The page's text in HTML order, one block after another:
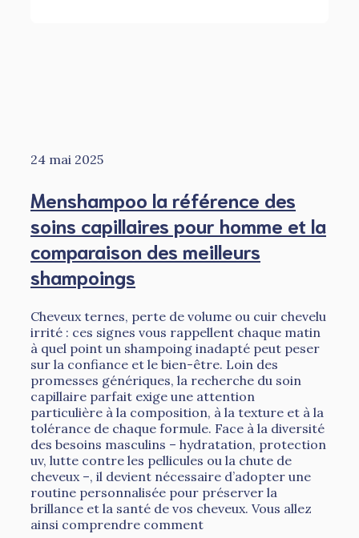
24 mai 2025
Menshampoo la référence des
soins capillaires pour homme et la
comparaison des meilleurs
shampoings
Cheveux ternes, perte de volume ou cuir chevelu
irrité : ces signes vous rappellent chaque matin
à quel point un shampoing inadapté peut peser
sur la confiance et le bien-être. Loin des
promesses génériques, la recherche du soin
capillaire parfait exige une attention
particulière à la composition, à la texture et à la
tolérance de chaque formule. Face à la diversité
des besoins masculins – hydratation, protection
uv, lutte contre les pellicules ou la chute de
cheveux –, il devient nécessaire d’adopter une
routine personnalisée pour préserver la
brillance et la santé de vos cheveux. Vous allez
ainsi comprendre comment